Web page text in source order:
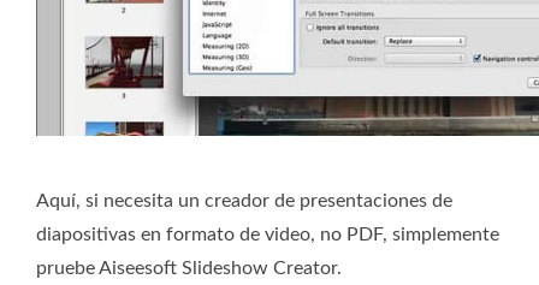
Aquí, si necesita un creador de presentaciones de
diapositivas en formato de video, no PDF, simplemente
pruebe Aiseesoft Slideshow Creator.